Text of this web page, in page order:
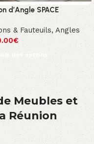
d’Angle SPACE
& Fauteuils, Angles
€
des options
Meubles et
Réunion